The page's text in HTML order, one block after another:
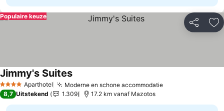
Delen
Populaire keuze
4 SterrenAparthotel Moderne en schone accommodatiePrijzen bekijken
Jimmy's SuitesPrijzen bekijken
8,7 Uitstekend 1.309 17.2 km vanaf Mazotos